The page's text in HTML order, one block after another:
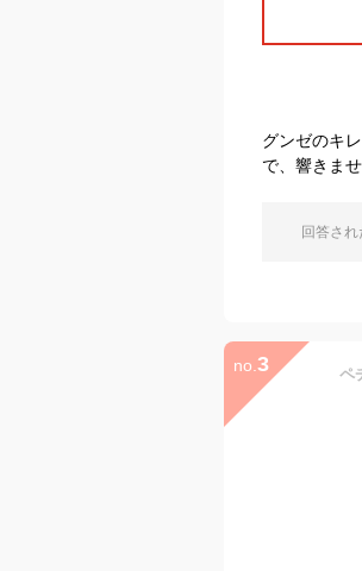
グンゼのキ
で、響きま
回答され
no. 3